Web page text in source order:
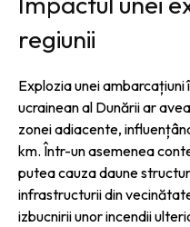
regiunii
Explozia unei
ucrainean al Dunării ar
zonei adiacente,
km. Într-un asemenea
putea cauza daune
infrastructurii din
izbucnirii unor incendii